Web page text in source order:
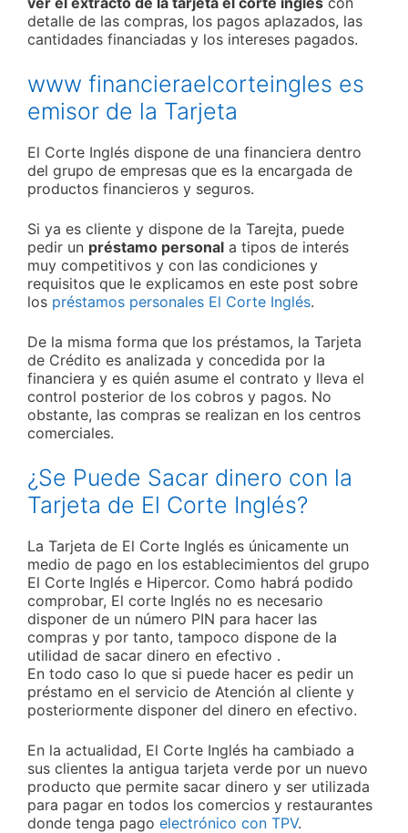
detalle de las compras, los pagos aplazados, las
cantidades financiadas y los intereses pagados.
www financieraelcorteingles es
emisor de la Tarjeta
El Corte Inglés dispone de una financiera dentro
del grupo de empresas que es la encargada de
productos financieros y seguros.
Si ya es cliente y dispone de la Tarejta, puede
pedir un préstamo personal a tipos de interés
muy competitivos y con las condiciones y
requisitos que le explicamos en este post sobre
los préstamos personales El Corte Inglés.
De la misma forma que los préstamos, la Tarjeta
de Crédito es analizada y concedida por la
financiera y es quién asume el contrato y lleva el
control posterior de los cobros y pagos. No
obstante, las compras se realizan en los centros
comerciales.
¿Se Puede Sacar dinero con la
Tarjeta de El Corte Inglés?
La Tarjeta de El Corte Inglés es únicamente un
medio de pago en los establecimientos del grupo
El Corte Inglés e Hipercor. Como habrá podido
comprobar, El corte Inglés no es necesario
disponer de un número PIN para hacer las
compras y por tanto, tampoco dispone de la
utilidad de sacar dinero en efectivo .
En todo caso lo que si puede hacer es pedir un
préstamo en el servicio de Atención al cliente y
posteriormente disponer del dinero en efectivo.
En la actualidad, El Corte Inglés ha cambiado a
sus clientes la antigua tarjeta verde por un nuevo
producto que permite sacar dinero y ser utilizada
para pagar en todos los comercios y restaurantes
donde tenga pago electrónico con TPV.